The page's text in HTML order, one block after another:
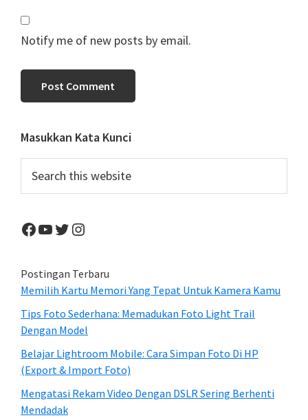
Notify me of new posts by email.
Primary
Sidebar
Masukkan Kata Kunci
this
website
Facebook
YouTube
Twitter
Instagram
Postingan Terbaru
Memilih Kartu Memori Yang Tepat Untuk Kamera Kamu
Tips Foto Sederhana: Memadukan Foto Light Trail
Dengan Model
Belajar Lightroom Mobile: Cara Simpan Foto Di HP
(Export & Import Foto)
Mengatasi Rekam Video Dengan DSLR Sering Berhenti
Mendadak